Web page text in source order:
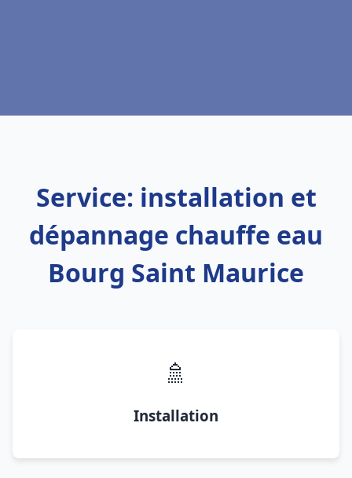
Service: installation et
dépannage chauffe eau
Bourg Saint Maurice
🚿
Installation